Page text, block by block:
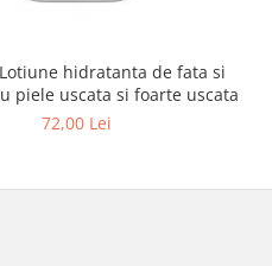
hidratanta de fata si
piele uscata si foarte uscata
72,00 Lei